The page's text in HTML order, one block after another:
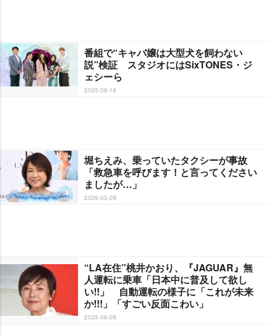
番組で“キャバ嬢は大型犬を飼わない
説”検証 スタジオにはSixTONES・ジ
ェシーら
2025-08-18
堀ちえみ、乗っていたタクシーが事故
「救急車を呼びます！と言ってください
ましたが…」
2026-03-28
“LA在住”桃井かおり、『JAGUAR』無
人運転に乗車「日本中に普及して欲し
い!!」 自動運転の様子に「これが未来
か!!!」「すごい反面こわい」
2025-06-08